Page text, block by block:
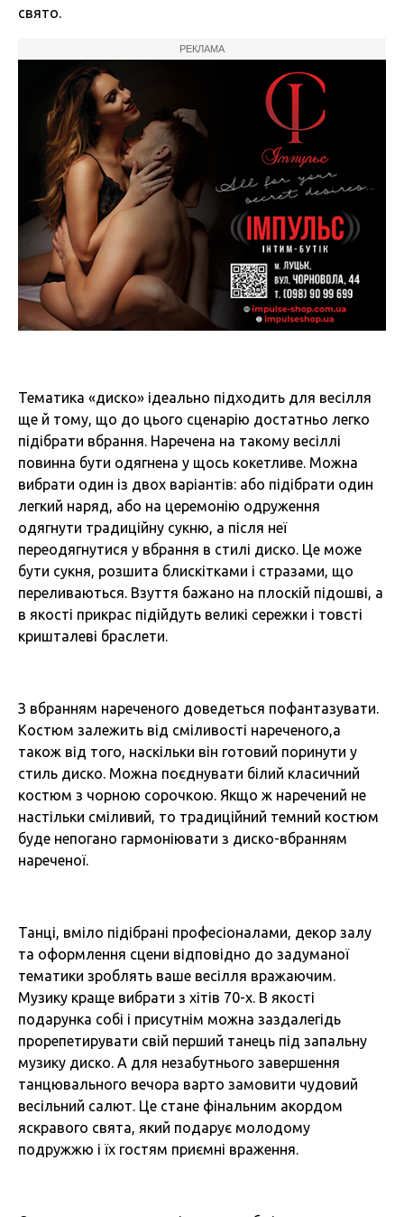
свято.
РЕКЛАМА
Тематика «диско» ідеально підходить для весілля
ще й тому, що до цього сценарію достатньо легко
підібрати вбрання. Наречена на такому весіллі
повинна бути одягнена у щось кокетливе. Можна
вибрати один із двох варіантів: або підібрати один
легкий наряд, або на церемонію одруження
одягнути традиційну сукню, а після неї
переодягнутися у вбрання в стилі диско. Це може
бути сукня, розшита блискітками і стразами, що
переливаються. Взуття бажано на плоскій підошві, а
в якості прикрас підійдуть великі сережки і товсті
кришталеві браслети.
З вбранням нареченого доведеться пофантазувати.
Костюм залежить від сміливості нареченого,а
також від того, наскільки він готовий поринути у
стиль диско. Можна поєднувати білий класичний
костюм з чорною сорочкою. Якщо ж наречений не
настільки сміливий, то традиційний темний костюм
буде непогано гармоніювати з диско-вбранням
нареченої.
Танці, вміло підібрані професіоналами, декор залу
та оформлення сцени відповідно до задуманої
тематики зроблять ваше весілля вражаючим.
Музику краще вибрати з хітів 70-х. В якості
подарунка собі і присутнім можна заздалегідь
прорепетирувати свій перший танець під запальну
музику диско. А для незабутнього завершення
танцювального вечора варто замовити чудовий
весільний салют. Це стане фінальним акордом
яскравого свята, який подарує молодому
подружжю і їх гостям приємні враження.